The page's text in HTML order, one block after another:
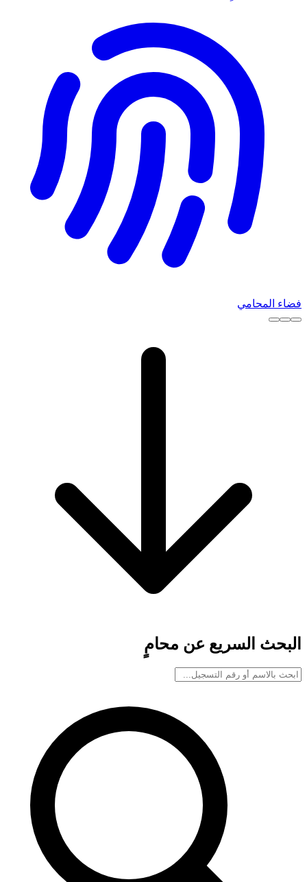
فضاء المحامي
البحث السريع عن محامٍ